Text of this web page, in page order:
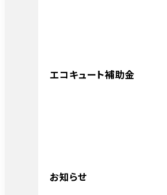
エコキュート補助金
お知らせ